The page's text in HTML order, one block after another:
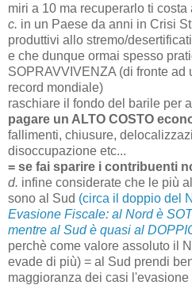
miri a 10 ma recuperarlo ti costa
c. in un Paese da anni in Crisi
produttivi allo stremo/desertificati
e che dunque ormai spesso
SOPRAVVIVENZA (di fronte ad
record mondiale)
raschiare il fondo del barile per
pagare un ALTO COSTO
fallimenti, chiusure,
disoccupazione etc...
= se fai sparire i contribuenti
d. infine considerate che le più
sono al Sud (circa il doppio del
Evasione Fiscale: al Nord è
mentre al Sud è quasi al
perchè come valore assoluto il
evade di più) = al Sud prendi
maggioranza dei casi